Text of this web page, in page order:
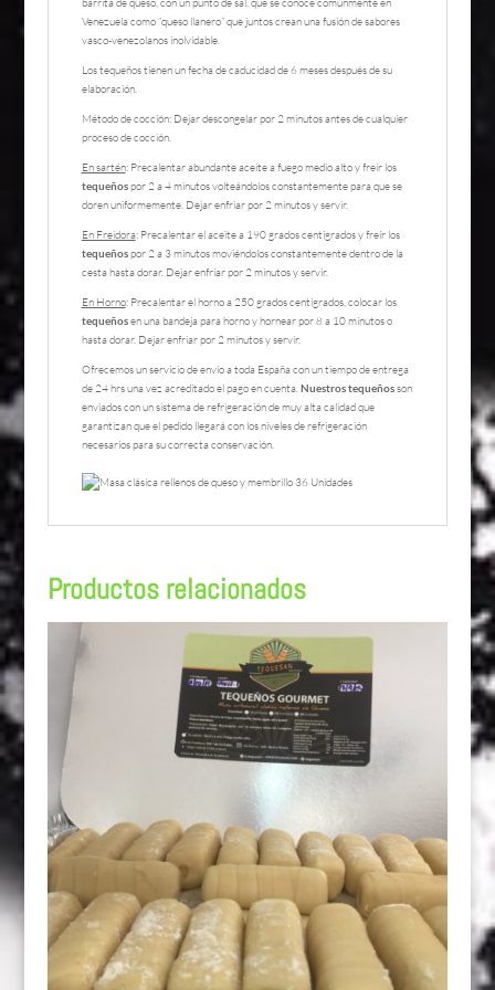
barrita de queso, con un punto de sal, que se conoce comúnmente en
Venezuela como “queso llanero” que juntos crean una fusión de sabores
vasco-venezolanos inolvidable.
Los tequeños tienen un fecha de caducidad de 6 meses después de su
elaboración.
Método de cocción: Dejar descongelar por 2 minutos antes de cualquier
proceso de cocción.
En sartén: Precalentar abundante aceite a fuego medio alto y freír los
tequeñospor 2 a 4 minutos volteándolos constantemente para que se
doren uniformemente. Dejar enfriar por 2 minutos y servir.
En Freidora: Precalentar el aceite a 190 grados centígrados y freír los
tequeñospor 2 a 3 minutos moviéndolos constantemente dentro de la
cesta hasta dorar. Dejar enfriar por 2 minutos y servir.
En Horno: Precalentar el horno a 250 grados centígrados, colocar los
tequeñosen una bandeja para horno y hornear por 8 a 10 minutos o
hasta dorar. Dejar enfriar por 2 minutos y servir.
Ofrecemos un servicio de envío a toda España con un tiempo de entrega
de 24 hrs una vez acreditado el pago en cuenta.Nuestros tequeñosson
enviados con un sistema de refrigeración de muy alta calidad que
garantizan que el pedido llegará con los niveles de refrigeración
necesarios para su correcta conservación.
Productos relacionados